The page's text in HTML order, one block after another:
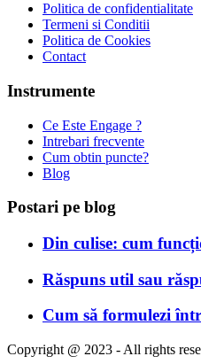
Politica de confidentialitate
Termeni si Conditii
Politica de Cookies
Contact
Instrumente
Ce Este Engage ?
Intrebari frecvente
Cum obtin puncte?
Blog
Postari pe blog
Din culise: cum
Răspuns util sau
Cum să formulezi
Copyright @ 2023 - All rights